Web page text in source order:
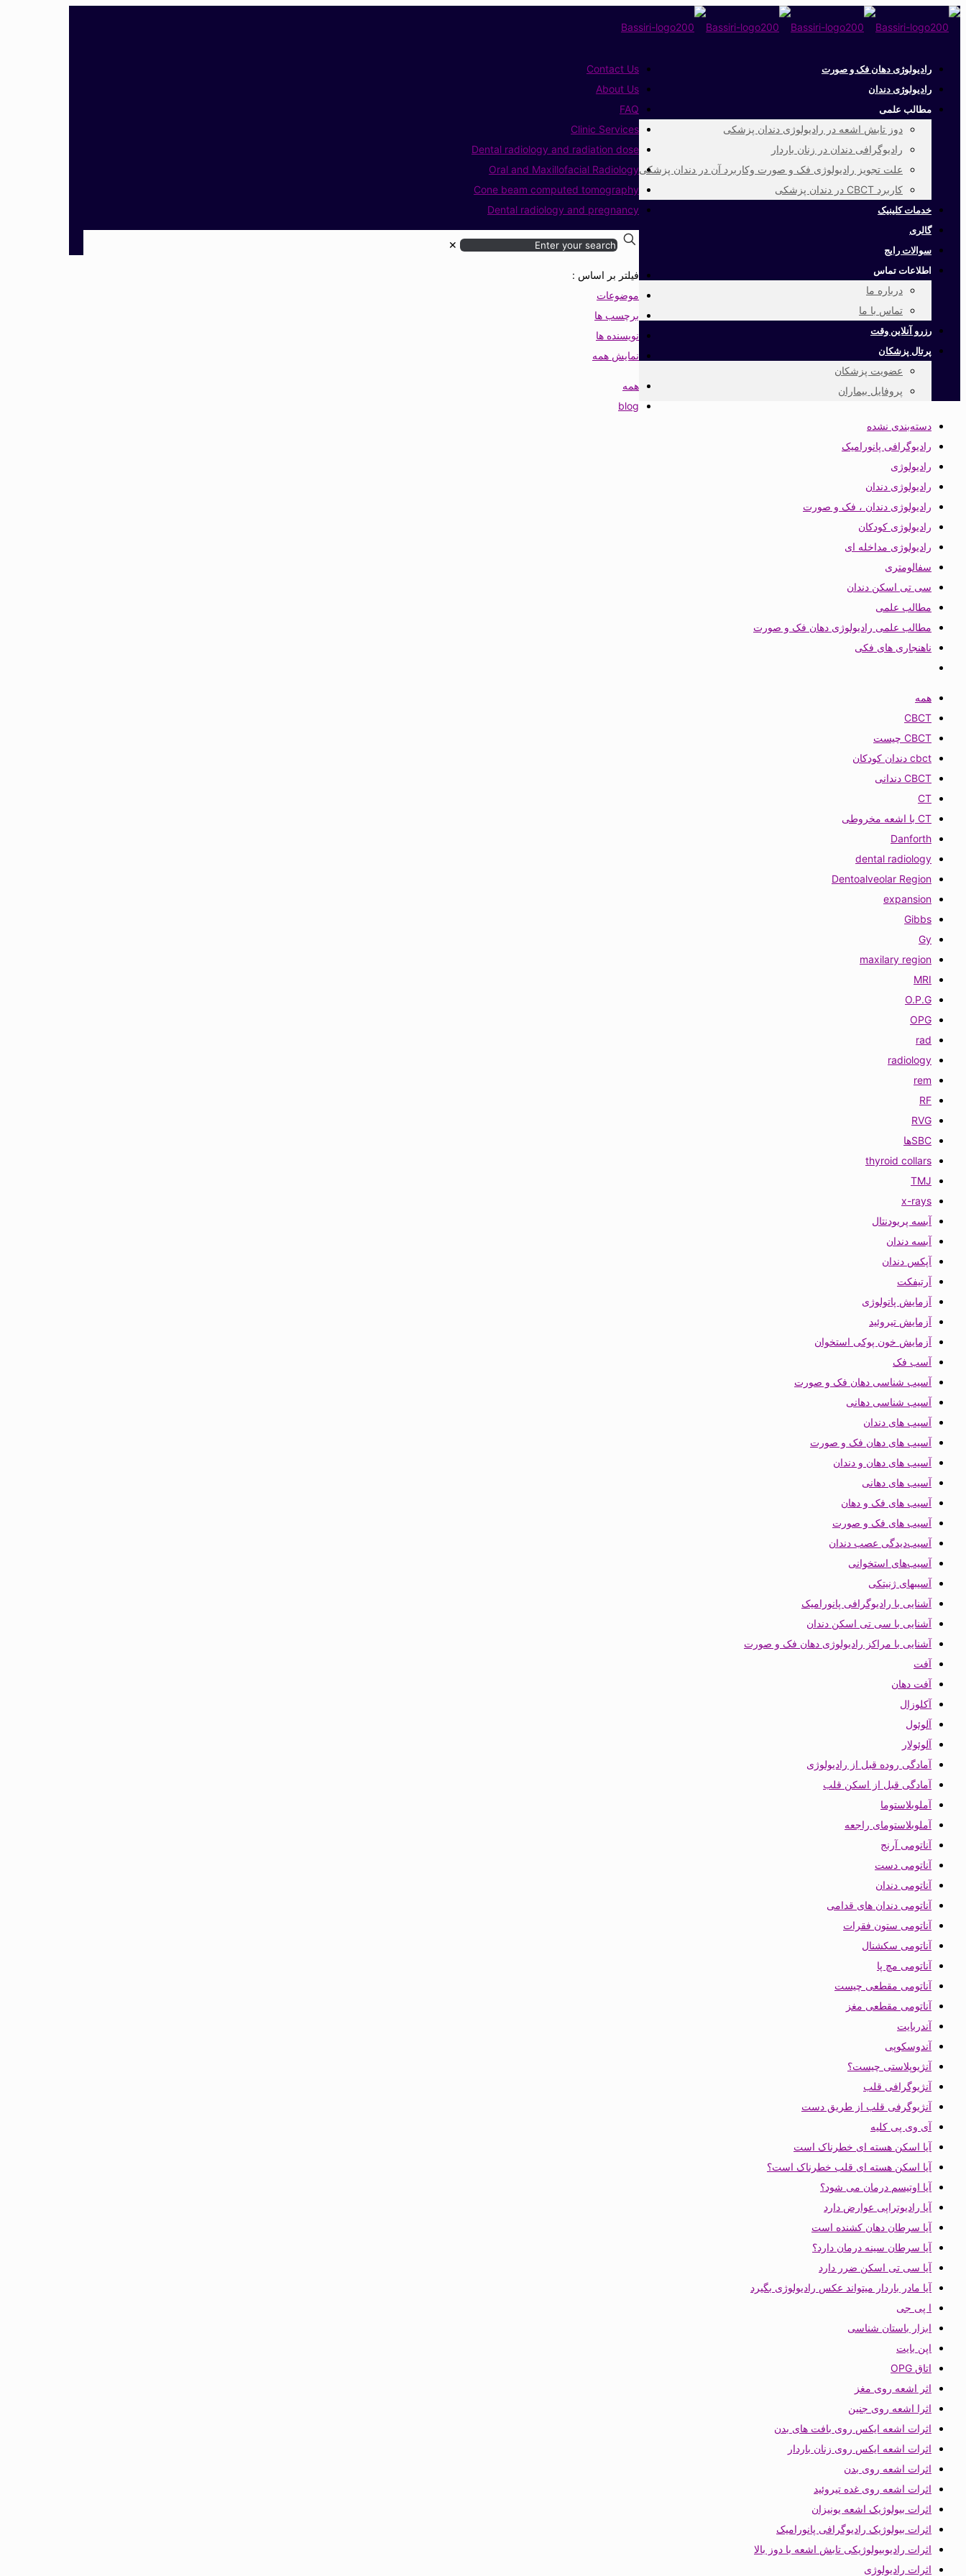
رادیولوژی دهان فک و صورت
رادیولوژی دندان
مطالب علمی
دوز تابش اشعه در رادیولوژی دندان پزشکی
رادیوگرافی دندان در زنان باردار
علت تجویز رادیولوژی فک و صورت وکاربرد آن در دندان پزشکی
کاربرد CBCT در دندان پزشکی
خدمات کلینیک
گالری
سوالات رایج
اطلاعات تماس
درباره ما
تماس با ما
رزرو آنلاین وقت
پرتال پزشکان
عضویت پزشکان
پروفایل بیماران
Contact Us
About Us
FAQ
Clinic Services
Dental radiology and radiation dose
Oral and Maxillofacial Radiology
Cone beam computed tomography
Dental radiology and pregnancy
✕
فیلتر بر اساس :
موضوعات
برچسب ها
نویسنده ها
نمایش همه
همه
blog
دسته‌بندی نشده
رادیوگرافی پانورامیک
رادیولوژی
رادیولوژی دندان
رادیولوژی دندان ، فک و صورت
رادیولوژی کودکان
رادیولوژی مداخله ای
سفالومتری
سی تی اسکن دندان
مطالب علمی
مطالب علمی رادیولوژی دهان فک و صورت
ناهنجاری های فکی
همه
CBCT
CBCT چیست
cbct دندان کودکان
CBCT دندانی
CT
CT با اشعه مخروطی
Danforth
dental radiology
Dentoalveolar Region
expansion
Gibbs
Gy
maxilary region
MRI
O.P.G
OPG
rad
radiology
rem
RF
RVG
SBCها
thyroid collars
TMJ
x-rays
آبسه پریودنتال
آبسه دندان
آپکس دندان
آرتیفکت
آزمایش پاتولوژی
آزمایش تیروئید
آزمایش خون پوکی استخوان
آسب فک
آسیب شناسی دهان فک و صورت
آسیب شناسی دهانی
آسیب های دندان
آسیب های دهان فک و صورت
آسیب های دهان و دندان
آسیب های دهانی
آسیب های فک و دهان
آسیب های فک و صورت
آسیب‌دیدگی عصب دندان
آسیب‌های استخوانی
آسیبهای ژنیتکی
آشنایی با رادیوگرافی پانورامیک
آشنایی با سی تی اسکن دندان
آشنایی با مراکز رادیولوژی دهان فک و صورت
آفت
آفت دهان
آکلوزال
آلوئول
آلوئولار
آمادگی روده قبل از رادیولوژی
آمادگی قبل از اسکن قلب
آملوبلاستوما
آملوبلاستومای راجعه
آناتومی آرنج
آناتومی دست
آناتومی دندان
آناتومی دندان های قدامی
آناتومی ستون فقرات
آناتومی سکشنال
آناتومی مچ پا
آناتومی مقطعی چیست
آناتومی مقطعی مغز
آندربایت
آندوسکوپی
آنژیوپلاستی چیست؟
آنژیوگرافی قلب
آنژیوگرفی قلب از طریق دست
آی وی پی کلیه
آیا اسکن هسته ای خطرناک است
آیا اسکن هسته ای قلب خطرناک است؟
آیا اوتیسم درمان می شود؟
آیا رادیوتراپی عوارض دارد
آیا سرطان دهان کشنده است
آیا سرطان سینه درمان دارد؟
آیا سی تی اسکن ضرر دارد
آیا مادر باردار میتواند عکس رادیولوژی بگیرد
ا پی جی
ابزار باستان شناسی
اپن بایت
اتاق OPG
اثر اشعه روی مغز
اثرا اشعه روی جنین
اثرات اشعه ایکس روی بافت های بدن
اثرات اشعه ایکس روی زنان باردار
اثرات اشعه روی بدن
اثرات اشعه روی غده تیروئید
اثرات بیولوژیک اشعه یونیزان
اثرات بیولوژیک رادیوگرافی پانورامیک
اثرات رادیوبیولوژیکی تابش اشعه با دوز بالا
اثرات رادیولوژی